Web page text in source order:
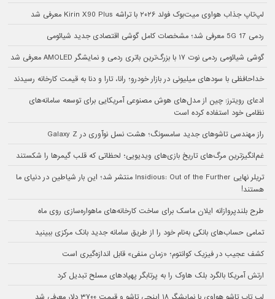
لپ‌تاپ جذاب هواوی میت‌بوک فولد ۲۰۲۶ با تراشه Kirin X90 Plus معرفی شد
ردمی 17 5G معرفی شد؛ مشخصات کامل گوشی اقتصادی جدید شیائومی
گوشی شیائومی ردمی نوت ۱۷ با بزرگ‌ترین باتری ردمی و نمایشگر AMOLED معرفی شد
خداحافظی با سودهای میلیونی در بازار خودرو؛ رانا، تارا و دنا به قیمت کارخانه رسیدند
ادعای رویترز: چین از مدل‌های هوش مصنوعی آمریکایی برای توسعه سامانه‌های
نظامی خود استفاده کرده است
راز مهندسی تاشوهای جدید سامسونگ؛ هشت نسل نوآوری در Galaxy Z
غم‌انگیزترین مرگ‌های تاریخ بازی‌های ویدیویی؛ لحظاتی که قلب گیمرها را شکستند
تریلر نهایی Insidious: Out of the Further منتشر شد؛ این بار شیاطین در دنیای ما
هستند!
طرح بلندپروازانه ایلان ماسک برای ساخت کارخانه‌های ماهواره‌سازی روی ماه
تمامی حساب‌های بانکی به‌نام خود را از طریق سامانه جدید بانک مرکزی ببینید
کشف عجیب در فیزیک کوانتوم؛ «زمان منفی» قابل اندازه‌گیری است
ارتش آمریکا بالگرد بلک هاوک را به پرتابگر پهپادهای مسلح تبدیل کرد